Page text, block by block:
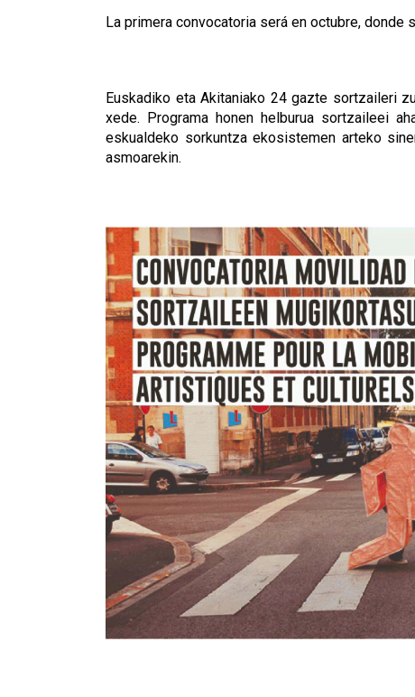
La primera convocatoria será en octubre, donde
Euskadiko eta Akitaniako 24 gazte sortzaileri
xede. Programa honen helburua sortzaileei
eskualdeko sorkuntza ekosistemen arteko
asmoarekin.